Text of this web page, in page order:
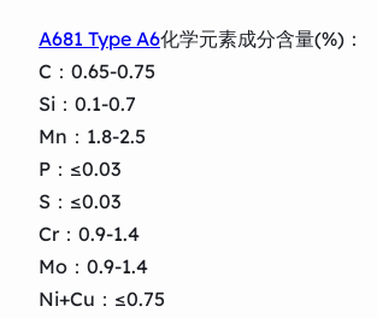
A681 Type A6化学元素成分含量(%)：
C：0.65-0.75
Si：0.1-0.7
Mn：1.8-2.5
P：≤0.03
S：≤0.03
Cr：0.9-1.4
Mo：0.9-1.4
Ni+Cu：≤0.75